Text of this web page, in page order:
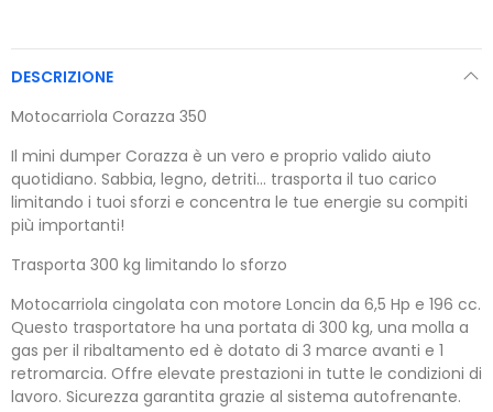
DESCRIZIONE
Motocarriola Corazza 350
Il mini dumper Corazza è un vero e proprio valido aiuto
quotidiano. Sabbia, legno, detriti... trasporta il tuo carico
limitando i tuoi sforzi e concentra le tue energie su compiti
più importanti!
Trasporta 300 kg limitando lo sforzo
Motocarriola cingolata con motore Loncin da 6,5 ​​Hp e 196 cc.
Questo trasportatore ha una portata di 300 kg, una molla a
gas per il ribaltamento ed è dotato di 3 marce avanti e 1
retromarcia. Offre elevate prestazioni in tutte le condizioni di
lavoro. Sicurezza garantita grazie al sistema autofrenante.